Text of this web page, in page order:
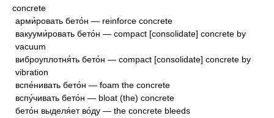
concrete
арми́ровать бето́н — reinforce concrete
вакууми́ровать бето́н — compact [consolidate] concrete by
vacuum
виброуплотня́ть бето́н — compact [consolidate] concrete by
vibration
вспе́нивать бето́н — foam the concrete
вспу́чивать бето́н — bloat (the) concrete
бето́н выделя́ет во́ду — the concrete bleeds